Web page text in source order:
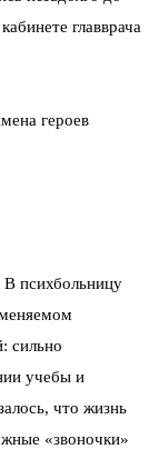
главврача
героев
психбольницу
сильно
учебы и
что жизнь
«звоночки»